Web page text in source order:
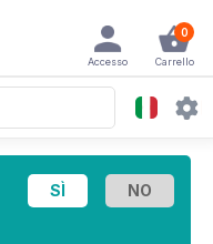
0
Carrello
Accesso